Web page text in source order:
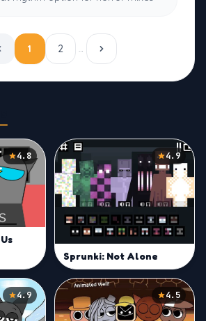
1 2 …
4.8 4.9
Sprunki: Not Alone
4.9 4.5